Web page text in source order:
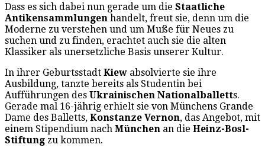
Dass es sich dabei nun gerade um die Staatliche
Antikensammlungen handelt, freut sie, denn um die
Moderne zu verstehen und um Muße für Neues zu
suchen und zu finden, erachtet auch sie die alten
Klassiker als unersetzliche Basis unserer Kultur.
In ihrer Geburtsstadt Kiew absolvierte sie ihre
Ausbildung, tanzte bereits als Studentin bei
Aufführungen des Ukrainischen Nationalballetts.
Gerade mal 16-jährig erhielt sie von Münchens Grande
Dame des Balletts, Konstanze Vernon, das Angebot, mit
einem Stipendium nach München an die Heinz-Bosl-
Stiftung zu kommen.